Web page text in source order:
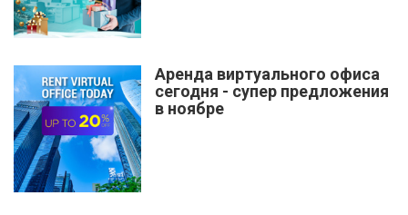
Аренда виртуального офиса
сегодня - супер предложения
в ноябре